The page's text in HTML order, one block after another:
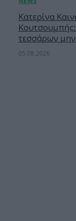
Κατερίνα
Κουτσουμπής:
τεσσάρων
05.08.2026